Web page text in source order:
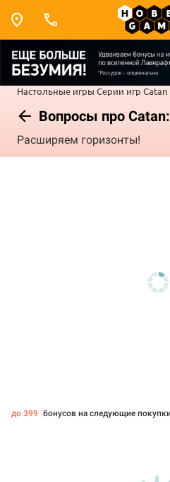
Настольные игры Серии игр
Вопросы про
Расширяем горизонты!
до 399 бонусов на следующие покупки